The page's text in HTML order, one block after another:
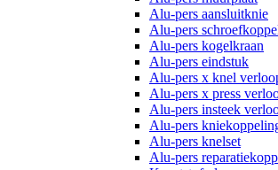
Alu-pers aansluitknie
Alu-pers
Alu-pers kogelkraan
Alu-pers eindstuk
Alu-pers x knel
Alu-pers x press
Alu-pers insteek
Alu-pers
Alu-pers knelset
Alu-pers